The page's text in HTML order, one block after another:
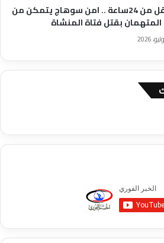
في اقل من 24ساعة .. امن سوهاج يتمكن من
بقتل فتاة المنشاة